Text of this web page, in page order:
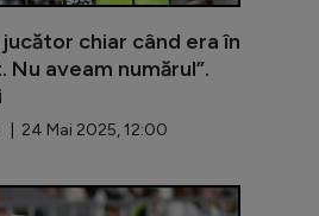
chiar când era în
aveam numărul”.
24 Mai 2025, 12:00
erau chestiuni intime, nu le
Căpitanul